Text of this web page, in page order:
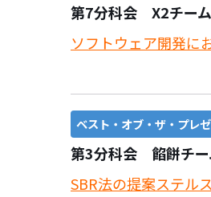
第7分科会 X2チーム
ソフトウェア開発に
ベスト・オブ・ザ・プレ
第3分科会 餡餅チー
SBR法の提案ステル